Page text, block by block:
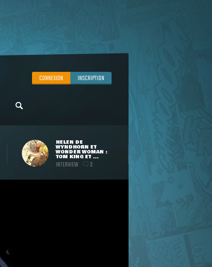
CONNEXION INSCRIPTION
HELEN DE
WYNDHORN ET
WONDER WOMAN :
TOM KING ET ...
INTERVIEW 3